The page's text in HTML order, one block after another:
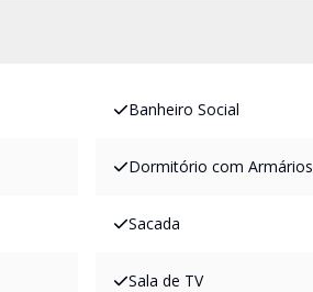
Banheiro Social
Dormitório com Armários
Sacada
Sala de TV